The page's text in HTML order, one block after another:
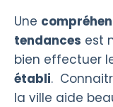
Une
tendances est
bien effectuer
établi.
la ville aide